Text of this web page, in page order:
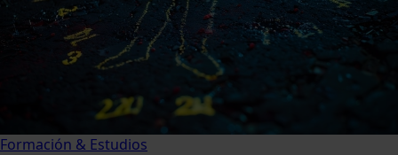
Formación & Estudios